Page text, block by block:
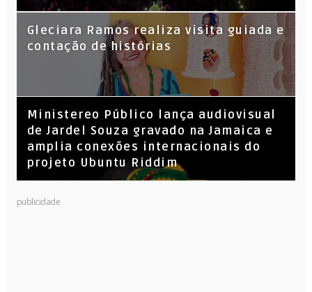
KL Jay (Racionais MC’s), DJ Raíz e DJ
Leandro Vitrola na BIGSHAKE 14
Gleciara Ramos realiza visita guiada e
contação de histórias
​Ministereo Público lança audiovisual
de Jardel Souza gravado na Jamaica e
amplia conexões internacionais do
projeto Ubuntu Riddim
publicidade